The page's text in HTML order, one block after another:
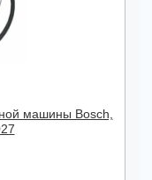
машины Bosch,